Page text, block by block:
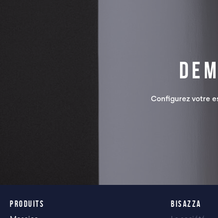
Configurez votre
PRODUITS BISAZZA